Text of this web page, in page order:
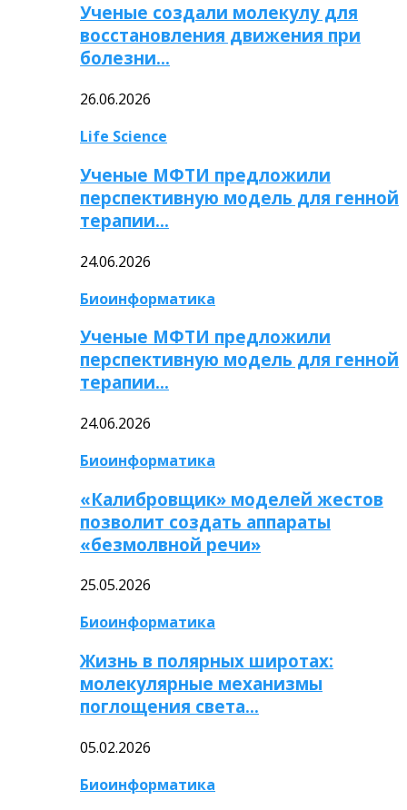
Ученые создали молекулу для
восстановления движения при
болезни…
26.06.2026
Life Science
Ученые МФТИ предложили
перспективную модель для генной
терапии…
24.06.2026
Биоинформатика
Ученые МФТИ предложили
перспективную модель для генной
терапии…
24.06.2026
Биоинформатика
«Калибровщик» моделей жестов
позволит создать аппараты
«безмолвной речи»
25.05.2026
Биоинформатика
Жизнь в полярных широтах:
молекулярные механизмы
поглощения света…
05.02.2026
Биоинформатика